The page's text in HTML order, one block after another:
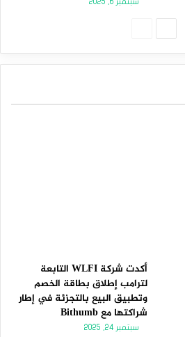
أكدت شركة WLFI التابعة
لترامب إطلاق بطاقة الخصم
وتطبيق البيع بالتجزئة في إطار
شراكتها مع Bithumb
سبتمبر 24, 2025